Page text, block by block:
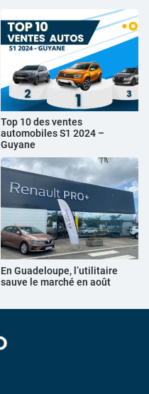
Top 10 des ventes
automobiles S1 2024 –
Guyane
En Guadeloupe, l’utilitaire
sauve le marché en août